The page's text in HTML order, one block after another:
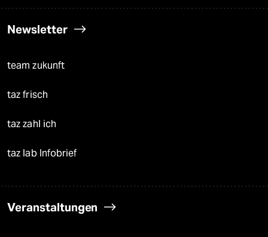
Newsletter
team zukunft
taz frisch
taz zahl ich
taz lab Infobrief
Veranstaltungen